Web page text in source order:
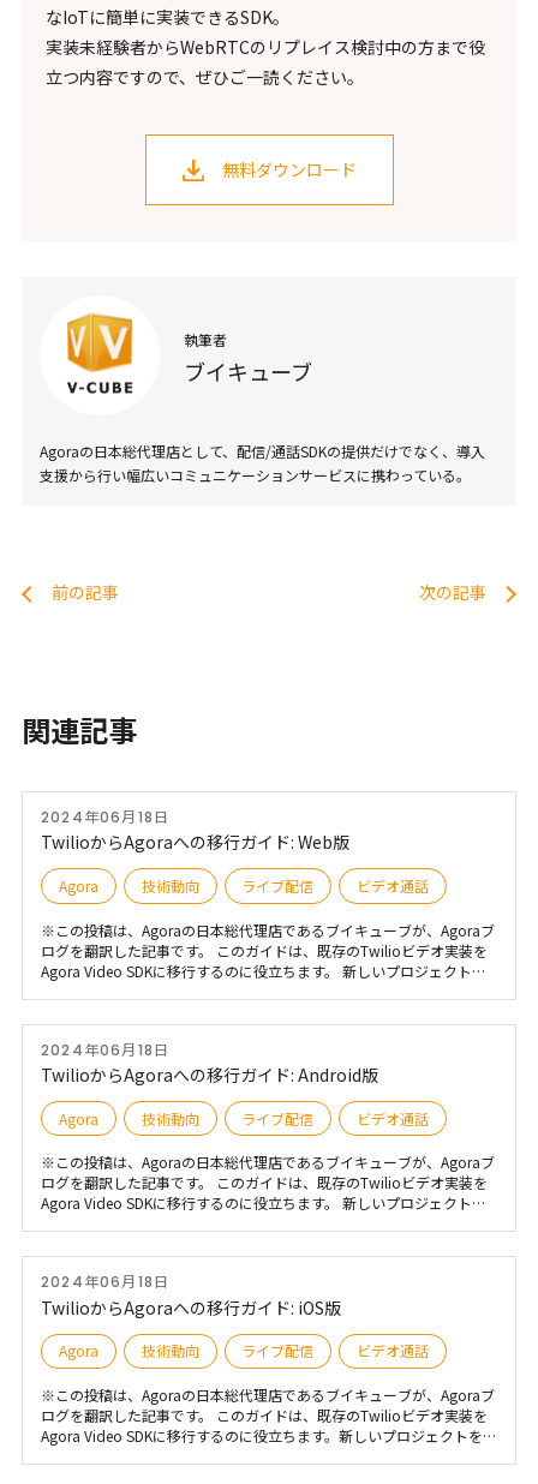
なIoTに簡単に実装できるSDK。
実装未経験者からWebRTCのリプレイス検討中の方まで役
立つ内容ですので、ぜひご一読ください。
無料ダウンロード
執筆者
ブイキューブ
Agoraの日本総代理店として、配信/通話SDKの提供だけでなく、導入
支援から行い幅広いコミュニケーションサービスに携わっている。
前の記事 次の記事
関連記事
2024年06月18日
TwilioからAgoraへの移行ガイド: Web版
Agora 技術動向 ライブ配信 ビデオ通話
※この投稿は、Agoraの日本総代理店であるブイキューブが、Agoraブ
ログを翻訳した記事です。 このガイドは、既存のTwilioビデオ実装を
Agora Video SDKに移行するのに役立ちます。 新しいプロジェクトを
2024年06月18日
TwilioからAgoraへの移行ガイド: Android版
Agora 技術動向 ライブ配信 ビデオ通話
※この投稿は、Agoraの日本総代理店であるブイキューブが、Agoraブ
ログを翻訳した記事です。 このガイドは、既存のTwilioビデオ実装を
Agora Video SDKに移行するのに役立ちます。 新しいプロジェクトを
2024年06月18日
TwilioからAgoraへの移行ガイド: iOS版
Agora 技術動向 ライブ配信 ビデオ通話
※この投稿は、Agoraの日本総代理店であるブイキューブが、Agoraブ
ログを翻訳した記事です。 このガイドは、既存のTwilioビデオ実装を
Agora Video SDKに移行するのに役立ちます。新しいプロジェクトを開